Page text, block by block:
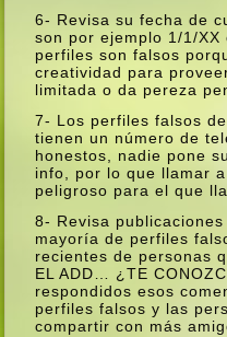
6- Revisa su fecha de
son por ejemplo 1/1/
perfiles son falsos
creatividad para
limitada o da pereza
7- Los perfiles falsos
tienen un número de
honestos, nadie pone
info, por lo que llamar
peligroso para el que
8- Revisa
mayorí­a de perfiles
recientes de personas
EL ADD… ¿TE
respondidos esos
perfiles falsos y las
compartir con más